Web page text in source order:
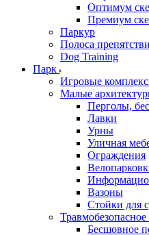
Оптимум
Премиум
Паркур
Полоса
Dog Training
Парк
Игровые
Малые
Перголы,
Лавки
Урны
Уличная
Ограждения
Вазоны
Стойки для
Бесшовное